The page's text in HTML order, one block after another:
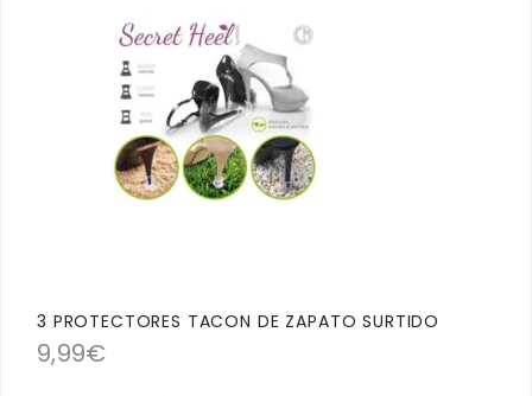
3 PROTECTORES TACON DE ZAPATO SURTIDO
9,99€